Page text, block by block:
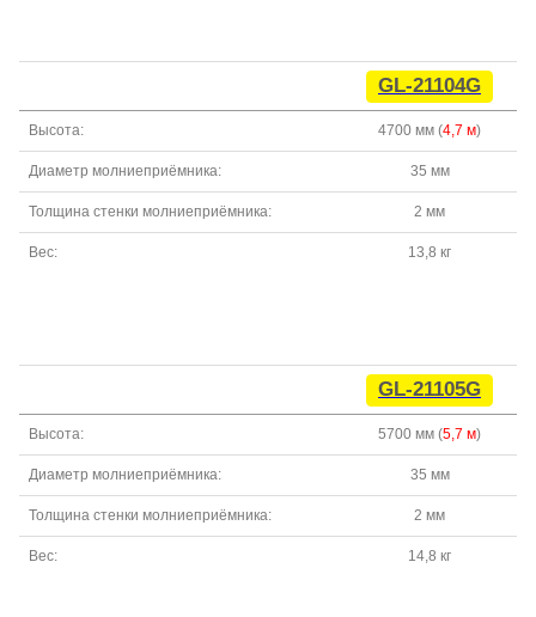
GL-21104G
Высота: 4700 мм (4,7 м)
Диаметр молниеприёмника: 35 мм
Толщина стенки молниеприёмника: 2 мм
Вес: 13,8 кг
GL-21105G
Высота: 5700 мм (5,7 м)
Диаметр молниеприёмника: 35 мм
Толщина стенки молниеприёмника: 2 мм
Вес: 14,8 кг